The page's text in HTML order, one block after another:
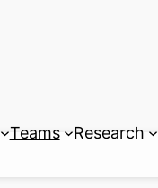
Teams Research